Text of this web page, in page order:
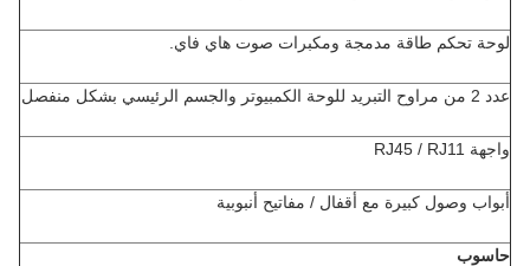
لوحة تحكم طاقة مدمجة ومكبرات صوت هاي فاي.
عدد 2 من مراوح التبريد للوحة الكمبيوتر والجسم الرئيسي بشكل منفصل
واجهة RJ45 / RJ11
أبواب وصول كبيرة مع أقفال / مفاتيح أنبوبية
حاسوب